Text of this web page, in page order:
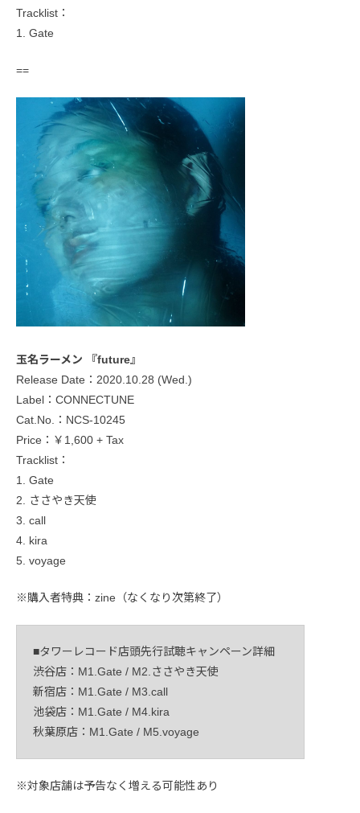
Tracklist：
1. Gate
==
玉名ラーメン 『future』
Release Date：2020.10.28 (Wed.)
Label：CONNECTUNE
Cat.No.：NCS-10245
Price：￥1,600 + Tax
Tracklist：
1. Gate
2. ささやき天使
3. call
4. kira
5. voyage
※購入者特典：zine（なくなり次第終了）
■タワーレコード店頭先行試聴キャンペーン詳細
渋谷店：M1.Gate / M2.ささやき天使
新宿店：M1.Gate / M3.call
池袋店：M1.Gate / M4.kira
秋葉原店：M1.Gate / M5.voyage
※対象店舗は予告なく増える可能性あり